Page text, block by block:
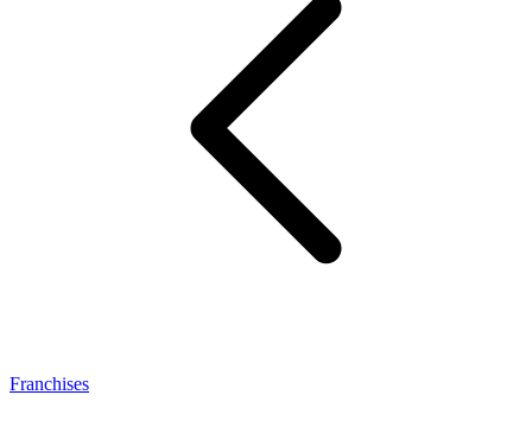
Franchises